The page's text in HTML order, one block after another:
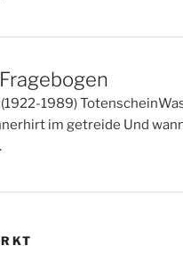
(1922-1989)
im getreide Und